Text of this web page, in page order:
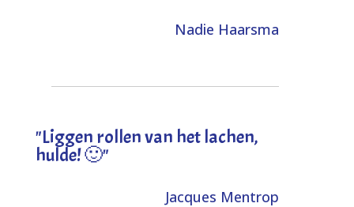
Nadie Haarsma
"Liggen rollen van het lachen,
hulde! 🙂"
Jacques Mentrop